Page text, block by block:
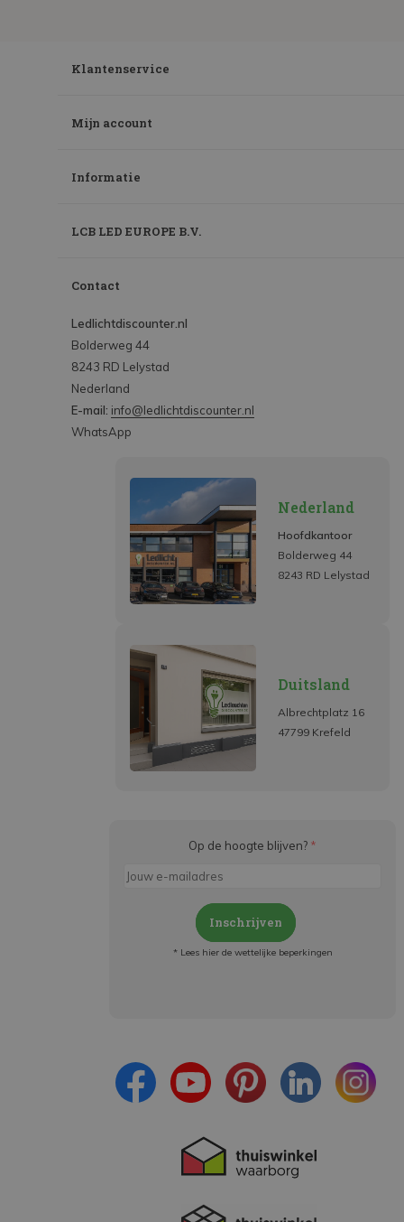
Klantenservice
Mijn account
Informatie
LCB LED EUROPE B.V.
Contact
Ledlichtdiscounter.nl
Bolderweg 44
8243 RD Lelystad
Nederland
E-mail: info@ledlichtdiscounter.nl
WhatsApp
Nederland
Hoofdkantoor
Bolderweg 44
8243 RD Lelystad
Duitsland
Albrechtplatz 16
47799 Krefeld
Op de hoogte blijven? *
Inschrijven
* Lees hier de wettelijke beperkingen